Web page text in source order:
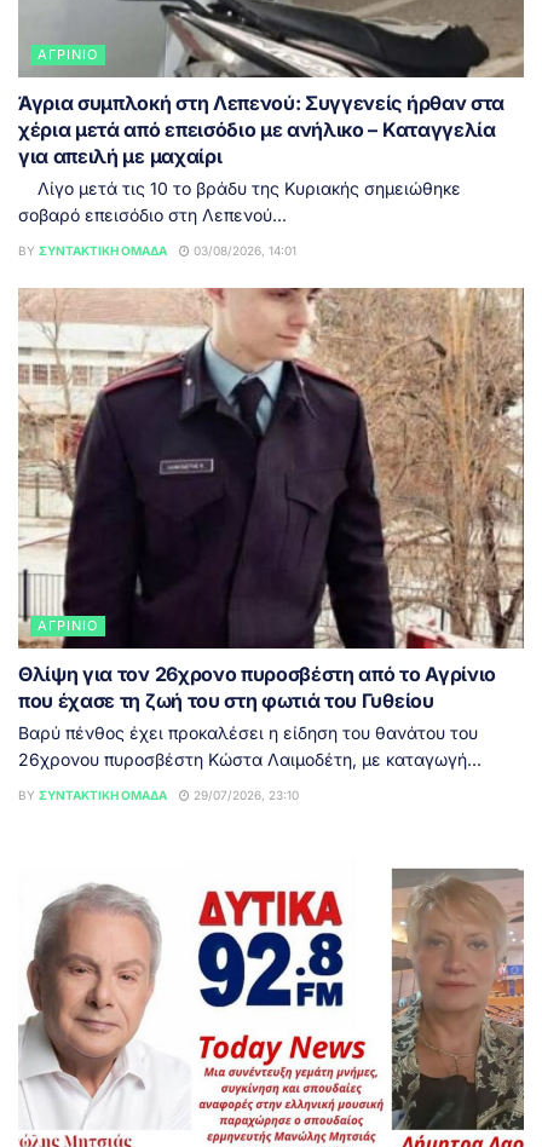
ΑΓΡΊΝΙΟ
Άγρια συμπλοκή στη Λεπενού: Συγγενείς ήρθαν στα
χέρια μετά από επεισόδιο με ανήλικο – Καταγγελία
για απειλή με μαχαίρι
Λίγο μετά τις 10 το βράδυ της Κυριακής σημειώθηκε
σοβαρό επεισόδιο στη Λεπενού...
BY ΣΥΝΤΑΚΤΙΚΉ ΟΜΆΔΑ 03/08/2026, 14:01
ΑΓΡΊΝΙΟ
Θλίψη για τον 26χρονο πυροσβέστη από το Αγρίνιο
που έχασε τη ζωή του στη φωτιά του Γυθείου
Βαρύ πένθος έχει προκαλέσει η είδηση του θανάτου του
26χρονου πυροσβέστη Κώστα Λαιμοδέτη, με καταγωγή...
BY ΣΥΝΤΑΚΤΙΚΉ ΟΜΆΔΑ 29/07/2026, 23:10